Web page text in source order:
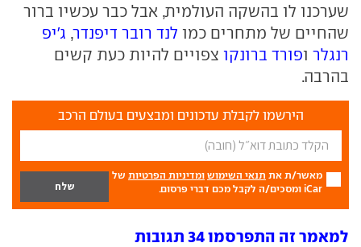
שערכנו לו בהשקה העולמית, אבל כבר עכשיו ברור
שהחיים של מתחרים כמו לנד רובר דיפנדר, ג'יפ
רנגלר ופורד ברונקו צפויים להיות כעת קשים
בהרבה.
הירשמו לקבלת עדכונים ומבצעים בעולם הרכב
מאשר/ת את תנאי השימוש ומדיניות הפרטיות של
iCar ומסכים/ה לקבל מכם דברי פרסום.
למאמר זה התפרסמו 34 תגובות